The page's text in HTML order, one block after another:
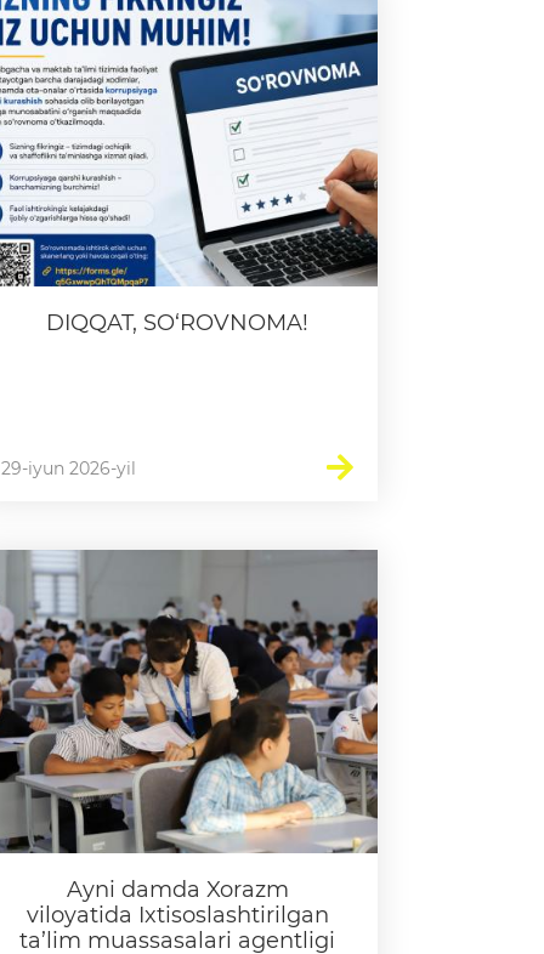
DIQQAT, SO‘ROVNOMA!
29-iyun 2026-yil
Ayni damda Xorazm
viloyatida Ixtisoslashtirilgan
ta’lim muassasalari agentligi